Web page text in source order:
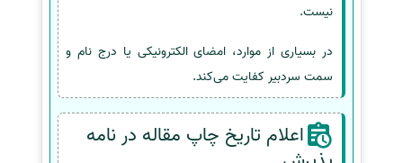
نیست.
در بسیاری از موارد، امضای الکترونیکی یا درج نام و
سمت سردبیر کفایت می‌کند.
اعلام تاریخ چاپ مقاله در نامه